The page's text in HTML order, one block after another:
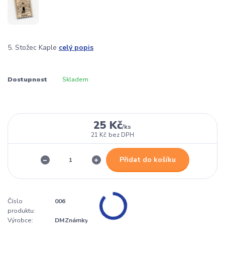
5. Stožec Kaple celý popis
Dostupnost Skladem
25 Kč/ks
21 Kč bez DPH
Přidat do košíku
Číslo
produktu:
006
Výrobce: DMZnámky